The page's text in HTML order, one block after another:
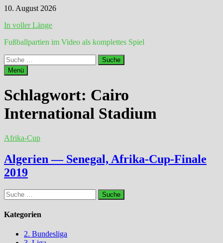
Zum
springen
10. August 2026
In voller Länge
Fußballpartien im Video als komplettes Spiel
Suche
nach:
Menü
Schlagwort: Cairo
International Stadium
Afrika-Cup
Algerien — Senegal, Afrika-Cup-Finale
2019
Suche
nach:
Kategorien
2. Bundesliga